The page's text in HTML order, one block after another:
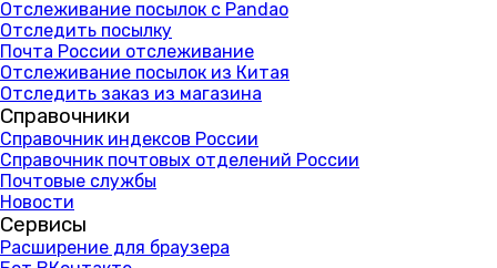
Отслеживание посылок с Pandao
Отследить посылку
Почта России отслеживание
Отслеживание посылок из Китая
Отследить заказ из магазина
Справочники
Справочник индексов России
Справочник почтовых отделений России
Почтовые службы
Новости
Сервисы
Расширение для браузера